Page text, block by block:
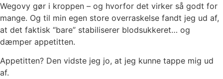
Wegovy gør i kroppen – og hvorfor det virker så godt for
mange. Og til min egen store overraskelse fandt jeg ud af,
at det faktisk “bare” stabiliserer blodsukkeret… og
dæmper appetitten.
Appetitten? Den vidste jeg jo, at jeg kunne tappe mig ud
af.